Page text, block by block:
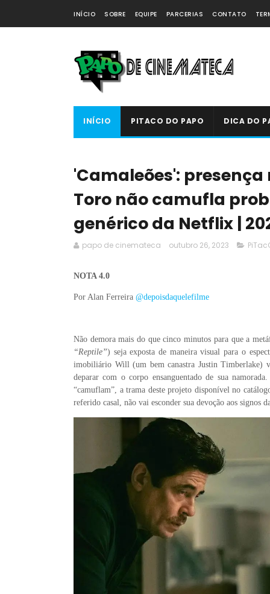
INÍCIO SOBRE EQUIPE PARCERIAS CONTATO
INÍCIO PITACO DO PAPO DICA DO
'Camaleões':
Toro não camufla
genérico da Netflix |
papo de cinemateca outubro 26, 2023
NOTA 4.0
Por Alan Ferreira @depoisdaquelefilme
Não demora mais do que cinco minutos para que a
“Reptile”) seja exposta de maneira visual para o
imobiliário Will (um bem canastra Justin Timberlake)
deparar com o corpo ensanguentado de sua
“camuflam”, a trama deste projeto disponível no
referido casal, não vai esconder sua devoção aos signos